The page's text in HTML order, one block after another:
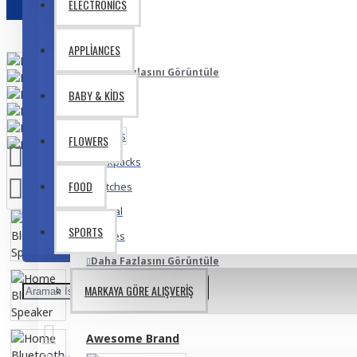
Lipstick
Makeup
Daha Fazlasını Görüntüle
Bags
Backpacks
Clutches
Formal
Purses
Daha Fazlasını Görüntüle
Fashion
Accesories
MARKAYA GÖRE ALIŞVERIŞ
Awesome Brand
ELECTRONICS
APPLIANCES
BABY & KIDS
FLOWERS
FOOD
SPORTS